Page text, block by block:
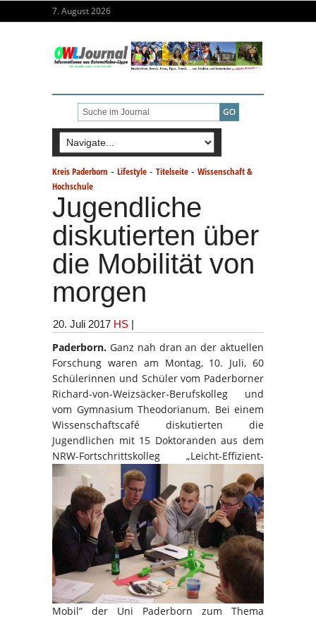
7. August 2026
Kreis Paderborn - Lifestyle - Titelseite - Wissenschaft &
Hochschule
Jugendliche
diskutierten über
die Mobilität von
morgen
20. Juli 2017 HS |
Paderborn. Ganz nah dran an der aktuellen
Forschung waren am Montag, 10. Juli, 60
Schülerinnen und Schüler vom Paderborner
Richard-von-Weizsäcker-Berufskolleg und
vom Gymnasium Theodorianum. Bei einem
Wissenschaftscafé diskutierten die
Jugendlichen mit 15 Doktoranden aus dem
NRW-Fortschrittskolleg „Leicht-Effizient-
Mobil“ der Uni Paderborn zum Thema